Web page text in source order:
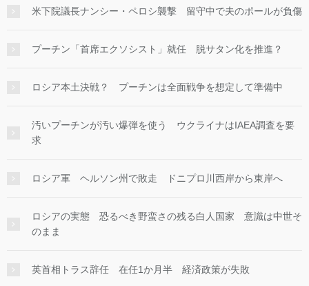
米下院議長ナンシー・ペロシ襲撃 留守中で夫のポールが負傷
プーチン「首席エクソシスト」就任 脱サタン化を推進？
ロシア本土決戦？ プーチンは全面戦争を想定して準備中
汚いプーチンが汚い爆弾を使う ウクライナはIAEA調査を要
求
ロシア軍 ヘルソン州で敗走 ドニプロ川西岸から東岸へ
ロシアの実態 恐るべき野蛮さの残る白人国家 意識は中世そ
のまま
英首相トラス辞任 在任1か月半 経済政策が失敗